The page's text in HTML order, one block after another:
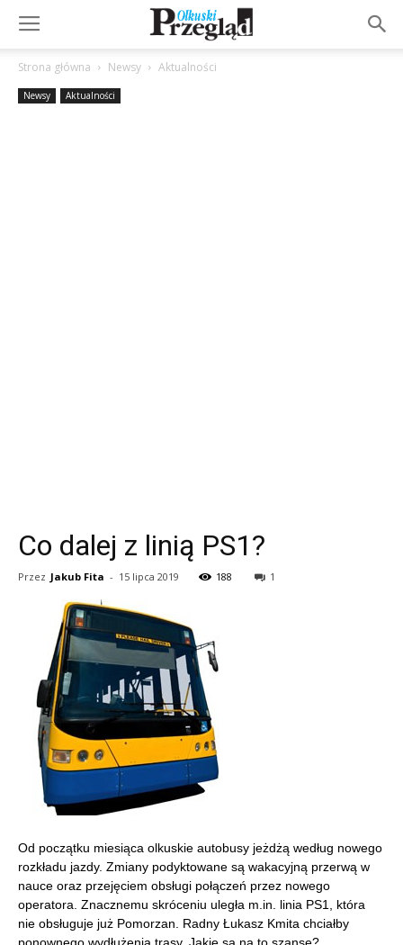
Strona główna Newsy Aktualności
Newsy Aktualności
Co dalej z linią PS1?
Przez Jakub Fita - 15 lipca 2019 188 1
Od początku miesiąca olkuskie autobusy jeżdżą według nowego
rozkładu jazdy. Zmiany podyktowane są wakacyjną przerwą w
nauce oraz przejęciem obsługi połączeń przez nowego
operatora. Znacznemu skróceniu uległa m.in. linia PS1, która
nie obsługuje już Pomorzan. Radny Łukasz Kmita chciałby